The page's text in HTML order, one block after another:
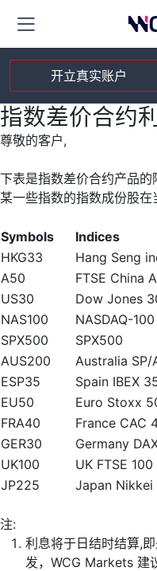
开立真实账户
指数差价合约
尊敬的客户,
下表是指数差价合约产品
某一些指数的指数成份股在
Symbols Indices
HKG33
Hang Seng
A50
FTSE China
US30
Dow Jones
NAS100
NASDAQ-100
SPX500
SPX500
AUS200
Australia SP/
ESP35
Spain IBEX
EU50
Euro Stoxx
FRA40
France CAC
GER30
Germany
UK100
UK FTSE
JP225
Japan
注:
利息将于日结时结算,
发，WCG Markets 建